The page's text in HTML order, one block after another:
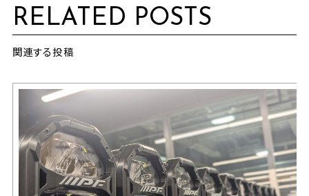
RELATED POSTS
関連する投稿